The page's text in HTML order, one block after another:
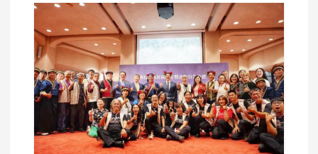
主管介入後大
快人心